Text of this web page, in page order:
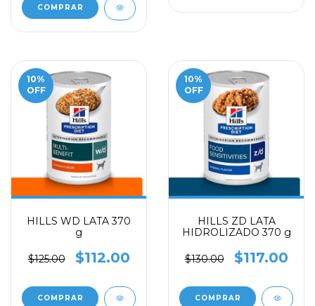
COMPRAR
10%
OFF
HILLS WD LATA 370
g
$125.00 $112.00
10%
OFF
HILLS ZD LATA
HIDROLIZADO 370 g
$130.00 $117.00